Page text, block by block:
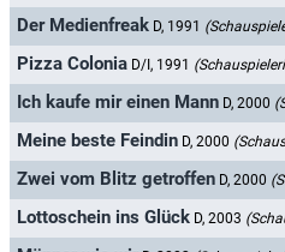
Der Medienfreak D, 1991
Pizza Colonia D/I, 1991
Ich kaufe mir einen Mann D, 2000
Meine beste Feindin D, 2000
Zwei vom Blitz getroffen D, 2000
Lottoschein ins Glück D, 2003